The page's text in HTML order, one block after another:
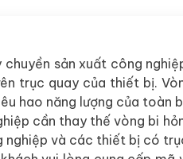
sản xuất công
trục quay của thiết bị.
hao năng lượng của toàn
cần thay thế vòng bi
nghiệp và các thiết bị có